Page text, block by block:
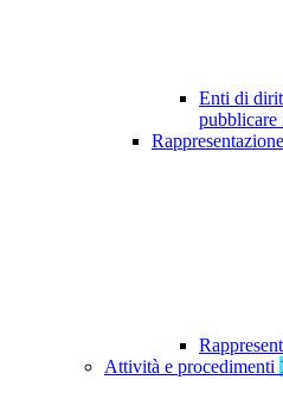
Enti di
pubblicare
Attività e procedimenti